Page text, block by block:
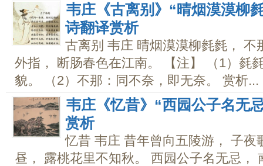
韦庄《古离别》“晴烟漠漠柳
诗翻译赏析
古离别 韦庄 晴烟漠漠柳毵毵， 不
外指， 断肠春色在江南。 【注】 （1）毵
貌。 （2）不那：同不奈，即无奈。 赏析...
韦庄《忆昔》“西园公子名无
赏析
忆昔 韦庄 昔年曾向五陵游， 子夜
昼， 露桃花里不知秋。 西园公子名无忌，